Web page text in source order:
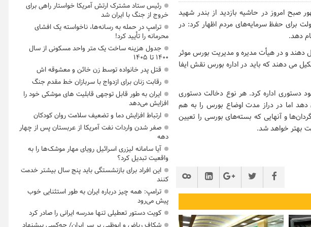
امروز در حاشیه بازدید از بندر شهید
برای حفظ سرمایه‌های مردم اظهار کرد: در
دهد.
دهند و در هیأت مدیره و مدیریت بورس موثر
خرد تشکیل می دهند که باید در اداره بورس نقش ایفا
دستوری اداره کرد. هر نوع دخالت دستوری
اما در دراز مدت اوضاع بورس را به هم
و آنهایی که بسته‌های بورسی را تعیین
بهتر خواهد شد.
رئیس ستاد مشترک ارتش آمریکا خواستار راهی برای
خروج از جنگ با ایران شد
ترامپ در حمله‌ به رسانه‌ها، ناخواسته یک افشای
محرمانه را تأیید کرد!
جدول هزینه ساخت یک متر واحد مسکونی از سال
۱۴۰۰ تا ۱۴۰۵
قتل پدر خانواده توسط زن خائن و معشوقه اش
رقابت زنان برای ازدواج با سربازان خط مقدم جنگ
ایران به طور قابل توجهی قابلیت های موشکی خود را
افزایش می‌دهد
ارتباط افزایش دما و تضعیف سلامت روان کودکان
صفر شدن واردات نفت آمریکا از عربستان پس از چهار
دهه
آیا سامانه لیزری اسرائیل رویای مهار موشک‌ها را به
واقعیت تبدیل کرد؟
این افراد برای بازنشستگی باید پنج سال بیشتر خدمت
کنند
ترامپ: همه چیز درباره ایران به طور استثنایی خوب
پیش می‌رود
کویت دستور تعطیلی تنها مدرسه ایرانی را صادر کرد